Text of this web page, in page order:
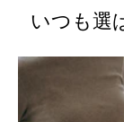
いつも選